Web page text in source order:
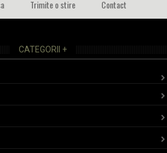
Trimite o stire Contact
CATEGORII +